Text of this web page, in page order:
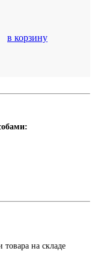
в корзину
на складе